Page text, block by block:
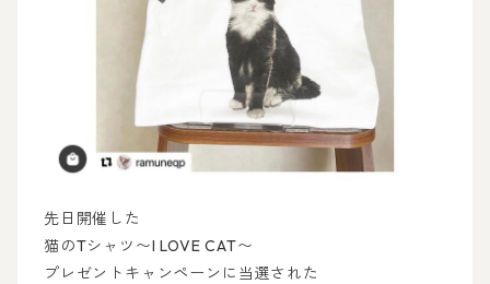
先日開催した
猫のTシャツ〜I LOVE CAT〜
プレゼントキャンペーンに当選された